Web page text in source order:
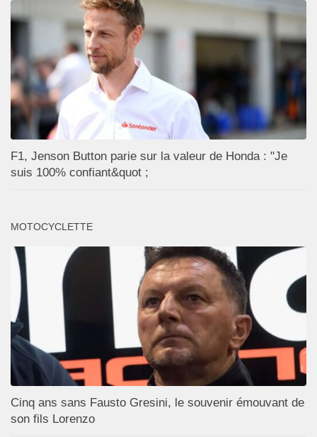
F1, Jenson Button parie sur la valeur de Honda : "Je
suis 100% confiant&quot ;
MOTOCYCLETTE
Cinq ans sans Fausto Gresini, le souvenir émouvant de
son fils Lorenzo